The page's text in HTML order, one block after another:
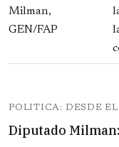
POLITICA: DESDE
Diputado